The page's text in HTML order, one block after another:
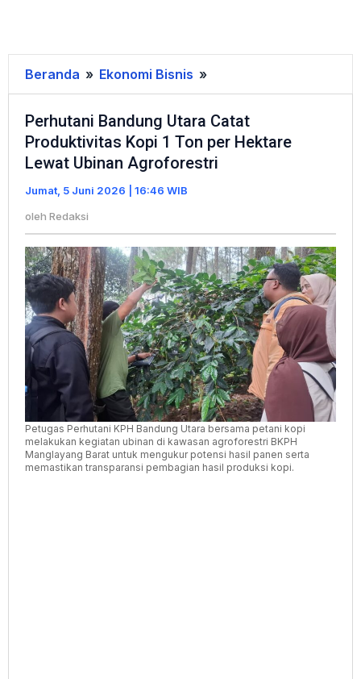
Beranda » Ekonomi Bisnis »
Bandung
Utara
Catat
Produktivitas
Ton
per
Hektare
Lewat
Ubinan
Agroforestri
Perhutani Bandung Utara Catat
Produktivitas Kopi 1 Ton per Hektare
Lewat Ubinan Agroforestri
Jumat, 5 Juni 2026 | 16:46 WIB
oleh Redaksi
Petugas Perhutani KPH Bandung Utara bersama petani kopi
melakukan kegiatan ubinan di kawasan agroforestri BKPH
Manglayang Barat untuk mengukur potensi hasil panen serta
memastikan transparansi pembagian hasil produksi kopi.